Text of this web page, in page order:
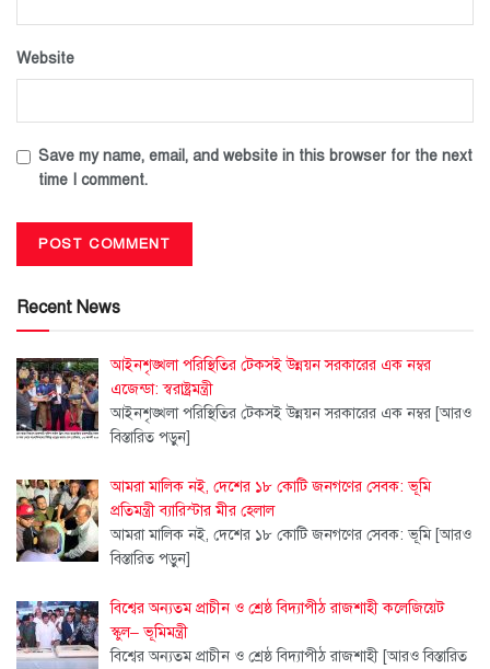
Website
Save my name, email, and website in this browser for the next
time I comment.
Recent News
আইনশৃঙ্খলা পরিস্থিতির টেকসই উন্নয়ন সরকারের এক নম্বর
এজেন্ডা: স্বরাষ্ট্রমন্ত্রী
আইনশৃঙ্খলা পরিস্থিতির টেকসই উন্নয়ন সরকারের এক নম্বর [আরও
বিস্তারিত পড়ুন]
আমরা মালিক নই, দেশের ১৮ কোটি জনগণের সেবক: ভূমি
প্রতিমন্ত্রী ব্যারিস্টার মীর হেলাল
আমরা মালিক নই, দেশের ১৮ কোটি জনগণের সেবক: ভূমি [আরও
বিস্তারিত পড়ুন]
বিশ্বের অন্যতম প্রাচীন ও শ্রেষ্ঠ বিদ্যাপীঠ রাজশাহী কলেজিয়েট
স্কুল– ভূমিমন্ত্রী
বিশ্বের অন্যতম প্রাচীন ও শ্রেষ্ঠ বিদ্যাপীঠ রাজশাহী [আরও বিস্তারিত